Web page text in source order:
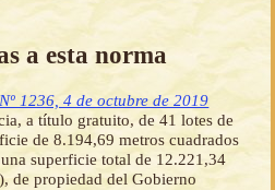
a esta norma
1236, 4 de octubre de 2019
a título gratuito, de 41 lotes de
de 8.194,69 metros cuadrados
superficie total de 12.221,34
de propiedad del Gobierno